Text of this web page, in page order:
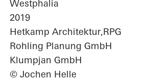
Westphalia
2019
Hetkamp Architektur,RPG
Rohling Planung GmbH
Klumpjan GmbH
© Jochen Helle